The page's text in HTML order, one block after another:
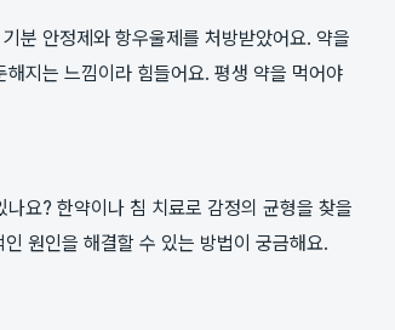
분 안정제와 항우울제를 처방받았어요. 약을
지는 느낌이라 힘들어요. 평생 약을 먹어야
요? 한약이나 침 치료로 감정의 균형을 찾을
원인을 해결할 수 있는 방법이 궁금해요.